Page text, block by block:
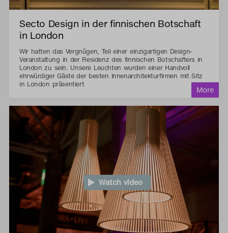
Secto Design in der finnischen Botschaft
in London
Wir hatten das Vergnügen, Teil einer einzigartigen Design-
Veranstaltung in der Residenz des finnischen Botschafters in
London zu sein. Unsere Leuchten wurden einer Handvoll
ehrwürdiger Gäste der besten Innenarchitekturfirmen mit Sitz
in London präsentiert
Watch video